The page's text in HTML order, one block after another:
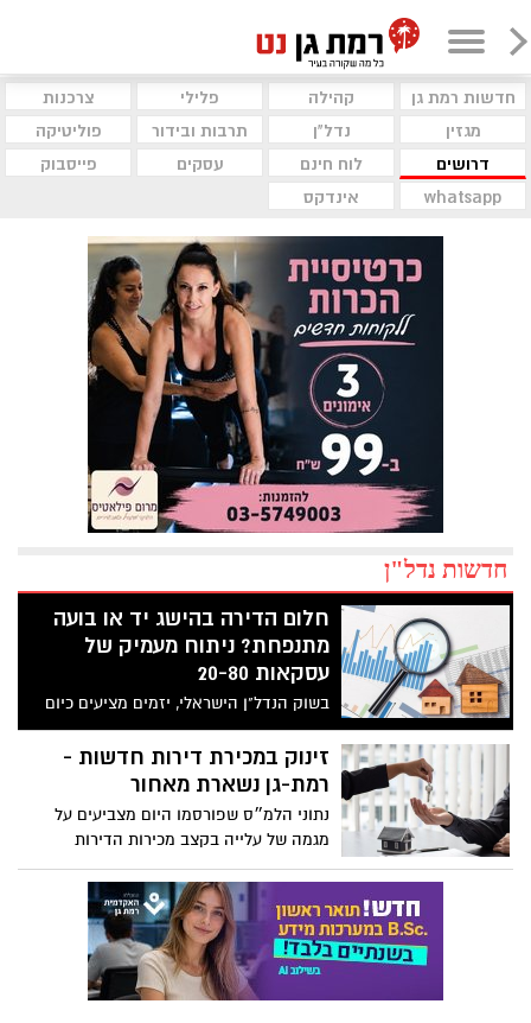
חדשות רמת גן קהילה פלילי
צרכנות
מגזין
נדל"ן תרבות ובידור
פוליטיקה
דרושים
לוח חינם עסקים
פייסבוק
whatsapp
אינדקס
חדשות נדל"ן
חלום הדירה בהישג יד או בועה
מתנפחת? ניתוח מעמיק של
עסקאות 20-80
בשוק הנדל"ן הישראלי, יזמים מציעים כיום
עסקאות מפתות לרוכשי דירות, אך האם הן
באמת כדאיות? נבחן את המצב המורכב ואת
ההשלכות האפשריות
זינוק במכירת דירות חדשות -
רמת-גן נשארת מאחור
נתוני הלמ״ס שפורסמו היום מצביעים על
מגמה של עלייה בקצב מכירות הדירות
החדשות והיד שנייה ברמת-גן, אך באחוזים
נמוכים מהממוצע. ומה לגבי השכנות?